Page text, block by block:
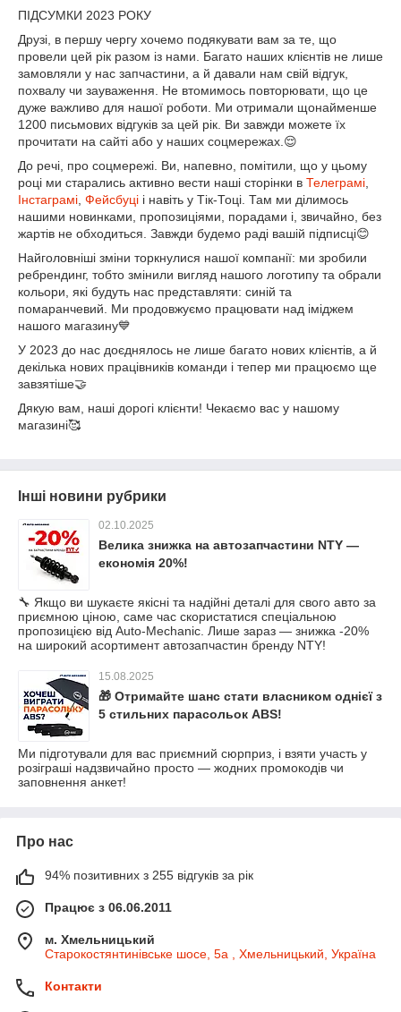
ПІДСУМКИ 2023 РОКУ
Друзі, в першу чергу хочемо подякувати вам за те, що
провели цей рік разом із нами. Багато наших клієнтів не лише
замовляли у нас запчастини, а й давали нам свій відгук,
похвалу чи зауваження. Не втомимось повторювати, що це
дуже важливо для нашої роботи. Ми отримали щонайменше
1200 письмових відгуків за цей рік. Ви завжди можете їх
прочитати на сайті або у наших соцмережах.😌
До речі, про соцмережі. Ви, напевно, помітили, що у цьому
році ми старались активно вести наші сторінки в Телеграмі
Інстаграмі Фейсбуці і навіть у Тік-Тоці. Там ми ділимось
нашими новинками, пропозиціями, порадами і, звичайно, без
жартів не обходиться. Завжди будемо раді вашій підписці😊
Найголовніші зміни торкнулися нашої компанії: ми зробили
ребрендинг, тобто змінили вигляд нашого логотипу та обрали
кольори, які будуть нас представляти: синій та
помаранчевий. Ми продовжуємо працювати над іміджем
нашого магазину💙
У 2023 до нас доєднялось не лише багато нових клієнтів, а й
декілька нових працівників команди і тепер ми працюємо ще
завзятіше🤝
Дякую вам, наші дорогі клієнти! Чекаємо вас у нашому
магазині🥰
Інші новини рубрики
02.10.2025
Велика знижка на автозапчастини NTY —
економія 20%!
🔧 Якщо ви шукаєте якісні та надійні деталі для свого авто за
приємною ціною, саме час скористатися спеціальною
пропозицією від Auto-Mechanic. Лише зараз — знижка -20%
на широкий асортимент автозапчастин бренду NTY!
15.08.2025
🎁 Отримайте шанс стати власником однієї з
5 стильних парасольок ABS!
Ми підготували для вас приємний сюрприз, і взяти участь у
розіграші надзвичайно просто — жодних промокодів чи
заповнення анкет!
Про нас
94% позитивних з 255 відгуків за рік
Працює з 06.06.2011
м. Хмельницький
Старокостянтинівське шосе, 5а , Хмельницький, Україна
Контакти